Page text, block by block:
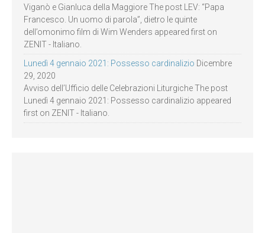
Viganò e Gianluca della Maggiore The post LEV: “Papa
Francesco. Un uomo di parola”, dietro le quinte
dell’omonimo film di Wim Wenders appeared first on
ZENIT - Italiano.
Lunedì 4 gennaio 2021: Possesso cardinalizio Dicembre
29, 2020
Avviso dell’Ufficio delle Celebrazioni Liturgiche The post
Lunedì 4 gennaio 2021: Possesso cardinalizio appeared
first on ZENIT - Italiano.